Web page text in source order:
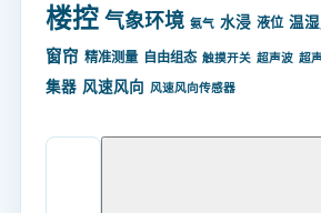
楼控 气象环境 氨气 水浸 液位 温
窗帘 精准测量 自由组态 触摸开关 超声波 超
集器 风速风向 风速风向传感器